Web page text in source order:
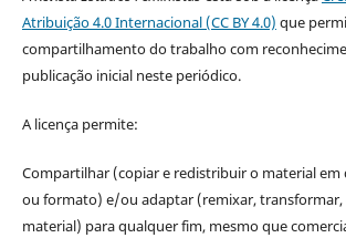
Atribuição 4.0 Internacional (CC BY 4.0) que
compartilhamento do trabalho com
publicação inicial neste periódico.
A licença permite:
Compartilhar (copiar e redistribuir o material
ou formato) e/ou adaptar (remixar, transformar,
material) para qualquer fim, mesmo que